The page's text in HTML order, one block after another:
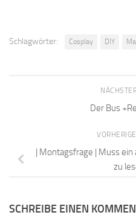
Schlagwörter: Cosplay DIY
Der Bus
| Montagsfrage | Muss
zu
SCHREIBE EINEN